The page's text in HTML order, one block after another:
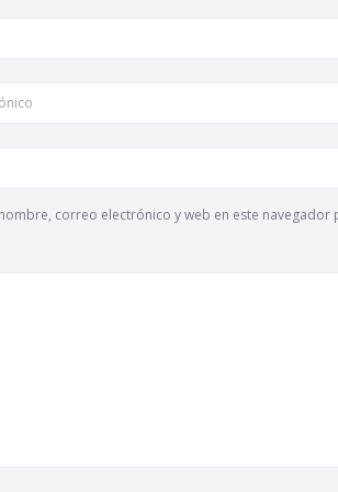
correo electrónico y web en este navegador